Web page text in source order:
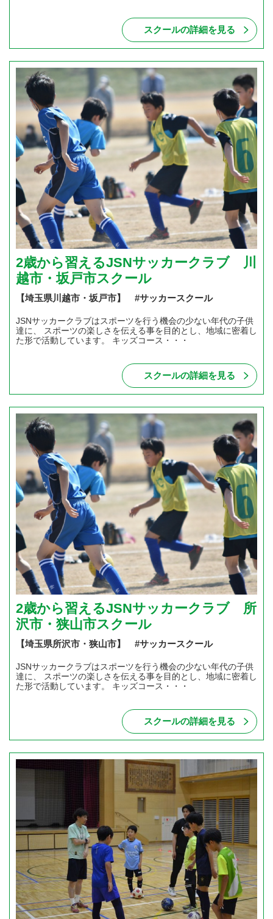
スクールの詳細を見る
2歳から習えるJSNサッカークラブ 川
越市・坂戸市スクール
【埼玉県川越市・坂戸市】 #サッカースクール
JSNサッカークラブはスポーツを行う機会の少ない年代の子供
達に、 スポーツの楽しさを伝える事を目的とし、地域に密着し
た形で活動しています。 キッズコース・・・
スクールの詳細を見る
2歳から習えるJSNサッカークラブ 所
沢市・狭山市スクール
【埼玉県所沢市・狭山市】 #サッカースクール
JSNサッカークラブはスポーツを行う機会の少ない年代の子供
達に、 スポーツの楽しさを伝える事を目的とし、地域に密着し
た形で活動しています。 キッズコース・・・
スクールの詳細を見る